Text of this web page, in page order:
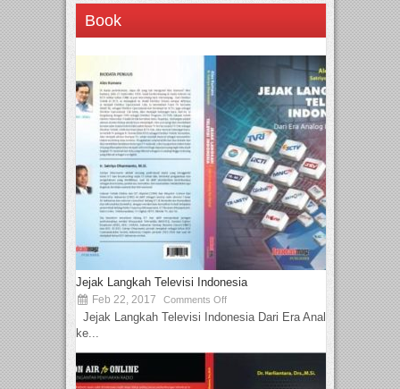
Book
Jejak Langkah Televisi Indonesia
Feb 22, 2017 Comments Off
Jejak Langkah Televisi Indonesia Dari Era Analog
ke...